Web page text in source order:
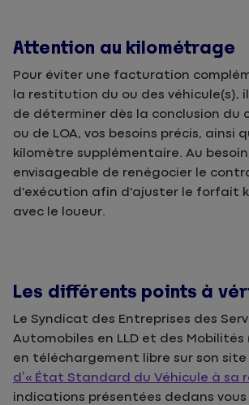
Attention au kilométrage
Pour éviter une facturation
la restitution du ou des véhicule(s),
de déterminer dès la conclusion du
ou de LOA, vos besoins précis, ainsi
kilomètre supplémentaire. Au
envisageable de renégocier le
d'exécution afin d'ajuster le forfait
avec le loueur.
Les différents points à
Le Syndicat des Entreprises des
Automobiles en LLD et des
en téléchargement libre sur son site
d’« État Standard du Véhicule à sa
indications présentées dedans